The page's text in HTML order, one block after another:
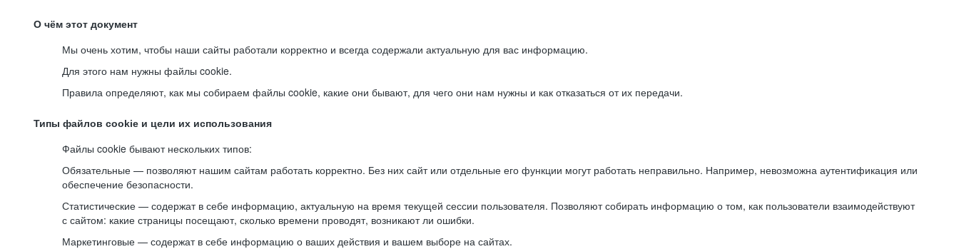
О чём этот документ
Мы очень хотим, чтобы наши сайты работали корректно и всегда содержали актуальную для вас информацию.
Для этого нам нужны файлы cookie.
Правила определяют, как мы собираем файлы cookie, какие они бывают, для чего они нам нужны и как отказаться от их передачи.
Типы файлов cookie и цели их использования
Файлы cookie бывают нескольких типов:
Обязательные — позволяют нашим сайтам работать корректно. Без них сайт или отдельные его функции могут работать неправильно. Например, невозможна аутентификация или
обеспечение безопасности.
Статистические — содержат в себе информацию, актуальную на время текущей сессии пользователя. Позволяют собирать информацию о том, как пользователи взаимодействуют
с сайтом: какие страницы посещают, сколько времени проводят, возникают ли ошибки.
Маркетинговые — содержат в себе информацию о ваших действия и вашем выборе на сайтах.